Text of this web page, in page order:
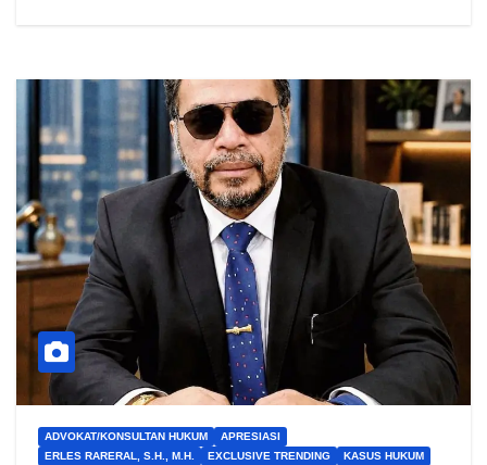
ADVOKAT/KONSULTAN HUKUM
APRESIASI
ERLES RARERAL, S.H., M.H.
EXCLUSIVE TRENDING KASUS HUKUM